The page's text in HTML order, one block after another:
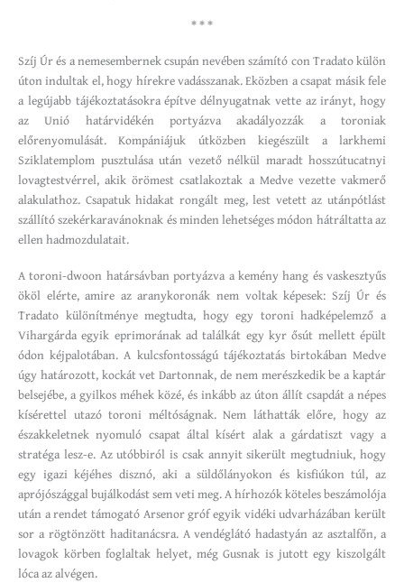
* * *
Szíj Úr és a nemesembernek csupán nevében számító con Tradato külön
úton indultak el, hogy hírekre vadásszanak. Eközben a csapat másik fele
a legújabb tájékoztatásokra építve délnyugatnak vette az irányt, hogy
az Unió határvidékén portyázva akadályozzák a toroniak
előrenyomulását. Kompániájuk útközben kiegészült a larkhemi
Sziklatemplom pusztulása után vezető nélkül maradt hosszútucatnyi
lovagtestvérrel, akik örömest csatlakoztak a Medve vezette vakmerő
alakulathoz. Csapatuk hidakat rongált meg, lest vetett az utánpótlást
szállító szekérkaravánoknak és minden lehetséges módon hátráltatta az
ellen hadmozdulatait.
A toroni-dwoon határsávban portyázva a kemény hang és vaskesztyűs
ököl elérte, amire az aranykoronák nem voltak képesek: Szíj Úr és
Tradato különítménye megtudta, hogy egy toroni hadképelemző a
Vihargárda egyik eprimorának ad találkát egy kyr ősút mellett épült
ódon kéjpalotában. A kulcsfontosságú tájékoztatás birtokában Medve
úgy határozott, kockát vet Dartonnak, de nem merészkedik be a kaptár
belsejébe, a gyilkos méhek közé, és inkább az úton állít csapdát a népes
kísérettel utazó toroni méltóságnak. Nem láthatták előre, hogy az
északkeletnek nyomuló csapat által kísért alak a gárdatiszt vagy a
stratéga lesz-e. Az utóbbiról is csak annyit sikerült megtudniuk, hogy
egy igazi kéjéhes disznó, aki a süldőlányokon és kisfiúkon túl, az
aprójószággal bujálkodást sem veti meg. A hírhozók köteles beszámolója
után a rendet támogató Arsenor gróf egyik vidéki udvarházában került
sor a rögtönzött haditanácsra. A vendéglátó hadastyán az asztalfőn, a
lovagok körben foglaltak helyet, még Gusnak is jutott egy kiszolgált
lóca az alvégen.